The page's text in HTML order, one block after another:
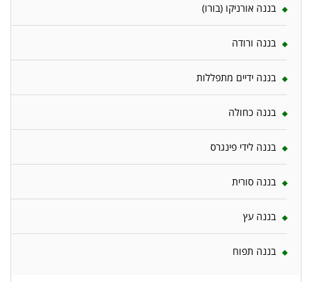
בננה אורניקו (בורו)
בננה ורודה
בננה ידיים מתפללות
בננה כחולה
בננה לידי פינגרס
בננה סורית
בננה עץ
בננה תפוח